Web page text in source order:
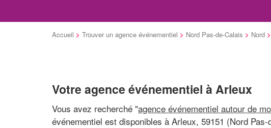
Accueil > Trouver un agence événementiel > Nord Pas-de-Calais > Nord >
Votre agence événementiel à Arleux
Vous avez recherché "agence événementiel autour de
événementiel est disponibles à Arleux, 59151 (Nord